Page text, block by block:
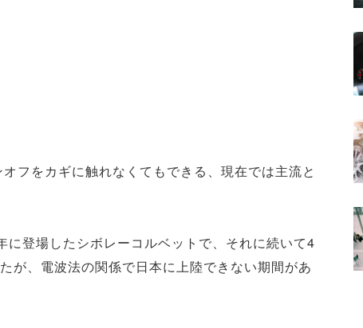
フをカギに触れなくてもできる、現在では主流と
登場したシボレーコルベットで、それに続いて4
が、電波法の関係で日本に上陸できない期間があ